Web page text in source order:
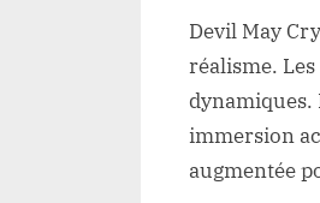
Devil May
réalisme.
dynamiques.
immersion
augmentée